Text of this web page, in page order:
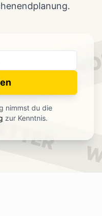
nimmst du die
zur Kenntnis.